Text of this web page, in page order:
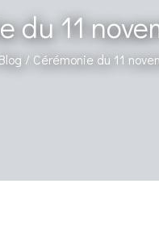
du 11
Blog / Cérémonie du 11